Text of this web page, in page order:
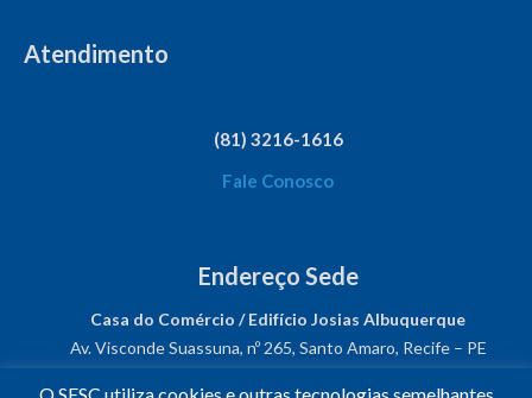
Atendimento
(81) 3216-1616
Fale Conosco
Endereço Sede
Casa do Comércio / Edifício Josias Albuquerque
Av. Visconde Suassuna, nº 265, Santo Amaro, Recife – PE